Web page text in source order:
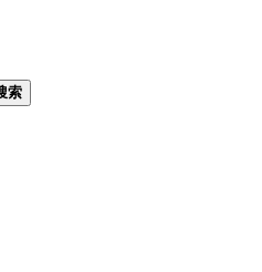
索